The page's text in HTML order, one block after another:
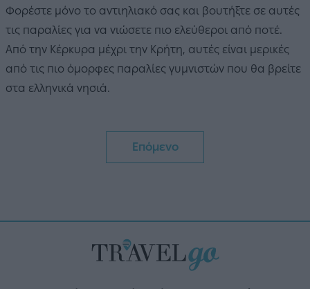
Φορέστε μόνο το αντιηλιακό σας και βουτήξτε σε αυτές
τις παραλίες για να νιώσετε πιο ελεύθεροι από ποτέ.
Από την Κέρκυρα μέχρι την Κρήτη, αυτές είναι μερικές
από τις πιο όμορφες παραλίες γυμνιστών που θα βρείτε
στα ελληνικά νησιά.
Επόμενο